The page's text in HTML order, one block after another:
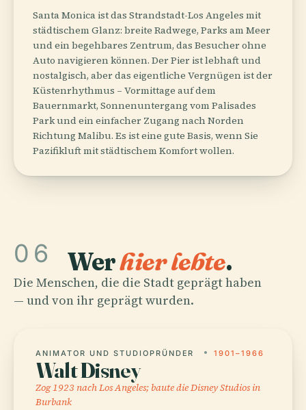
Santa Monica ist das Strandstadt-Los Angeles mit
städtischem Glanz: breite Radwege, Parks am Meer
und ein begehbares Zentrum, das Besucher ohne
Auto navigieren können. Der Pier ist lebhaft und
nostalgisch, aber das eigentliche Vergnügen ist der
Küstenrhythmus – Vormittage auf dem
Bauernmarkt, Sonnenuntergang vom Palisades
Park und ein einfacher Zugang nach Norden
Richtung Malibu. Es ist eine gute Basis, wenn Sie
Pazifikluft mit städtischem Komfort wollen.
06 Werhier lebte.
Die Menschen, die die Stadt geprägt haben
— und von ihr geprägt wurden.
ANIMATOR UND STUDIOPRÜNDER 1901–1966
Walt Disney
Zog 1923 nach Los Angeles; baute die Disney Studios in
Burbank